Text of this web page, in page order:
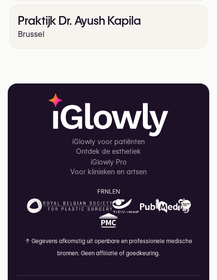
Praktijk Dr. Ayush Kapila
Brussel
iGlowly voor patiënten
Ontdek de esthetiek
iGlowly Pro
Voor klinieken en artsen
FRNLEN
↑ Gegevens afkomstig uit openbare en professionele medische
bronnen. Geen affiliatie of goedkeuring.